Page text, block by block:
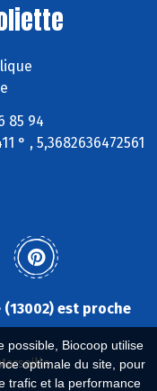
possible, Biocoop utilise
optimale du site, pour
trafic et la performance
85 94
° , 5,3682636472561
est proche